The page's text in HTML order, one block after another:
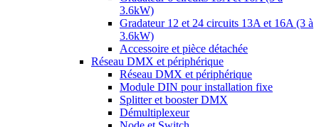
3.6kW)
Gradateur 12 et 24 circuits 13A et 16A (3 à
3.6kW)
Accessoire et pièce détachée
Réseau DMX et périphérique
Réseau DMX et périphérique
Module DIN pour installation fixe
Splitter et booster DMX
Démultiplexeur